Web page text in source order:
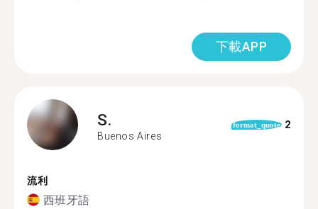
下載APP
S.
Buenos Aires
format_quote 2
流利
西班牙語